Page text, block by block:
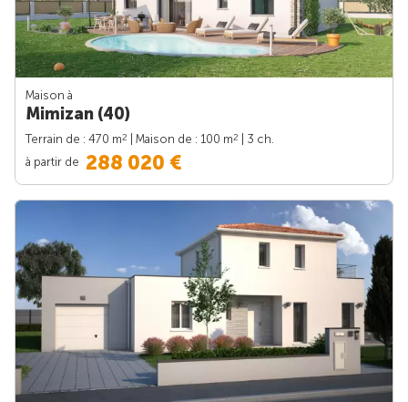
Maison à
Mimizan (40)
Terrain de : 470 m2 | Maison de : 100 m2
| 3 ch.
à partir de 288 020 €